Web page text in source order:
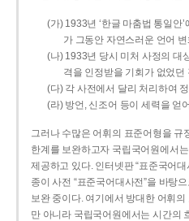
(가) 1933년 ‘한글 마춤법 통일안
가 그동안 자연스러운 언어
(나) 1933년 당시 미처 사정의 대
격을 인정받을 기회가 없었던
(다) 각 사전에서 달리 처리하여
(라) 방언, 신조어 등이 세력을 얻
그러나 수많은 어휘의 표준어형을 규
한계를 보완하고자 국립국어원에서
제공하고 있다. 인터넷판 “표준국어
종이 사전 “표준국어대사전”을 바탕
보완 중이다. 여기에서 방대한 어휘
만 아니라 국립국어원에서는 시간의